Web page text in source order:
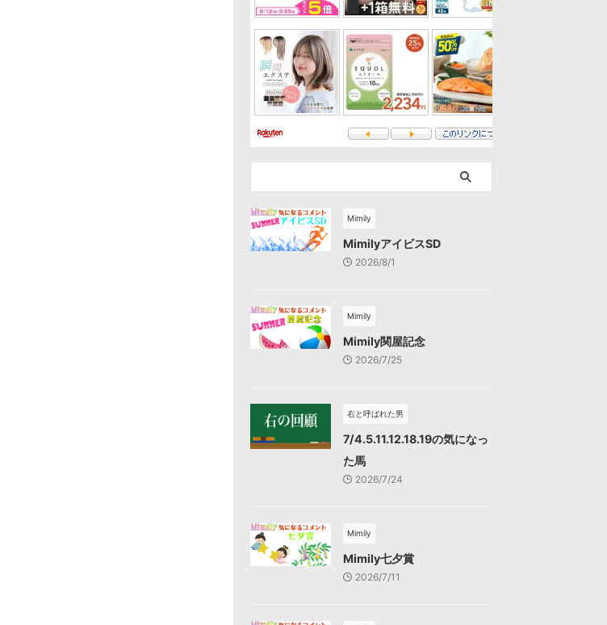
Mimily
MimilyアイビスSD
2026/8/1
Mimily
Mimily関屋記念
2026/7/25
右と呼ばれた男
7/4.5.11.12.18.19の気になっ
た馬
2026/7/24
Mimily
Mimily七夕賞
2026/7/11